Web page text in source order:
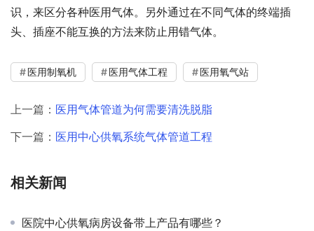
识，来区分各种医用气体。另外通过在不同气体的终端插
头、插座不能互换的方法来防止用错气体。
医用制氧机 医用气体工程 医用氧气站
上一篇： 医用气体管道为何需要清洗脱脂
下一篇： 医用中心供氧系统气体管道工程
相关新闻
医院中心供氧病房设备带上产品有哪些？